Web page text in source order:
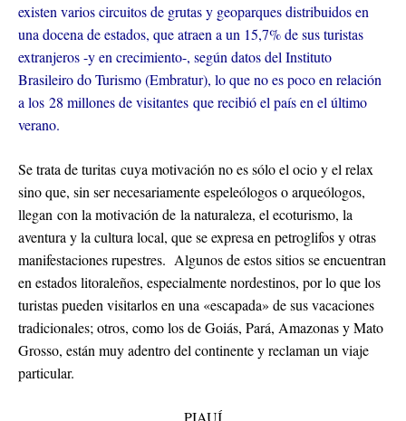
existen varios circuitos de grutas y geoparques distribuidos en
una docena de estados, que atraen a un 15,7% de sus turistas
extranjeros -y en crecimiento-, según datos del Instituto
Brasileiro do Turismo (Embratur), lo que no es poco en relación
a los 28 millones de visitantes que recibió el país en el último
verano.
Se trata de turitas cuya motivación no es sólo el ocio y el relax
sino que, sin ser necesariamente espeleólogos o arqueólogos,
llegan con la motivación de la naturaleza, el ecoturismo, la
aventura y la cultura local, que se expresa en petroglifos y otras
manifestaciones rupestres. Algunos de estos sitios se encuentran
en estados litoraleños, especialmente nordestinos, por lo que los
turistas pueden visitarlos en una «escapada» de sus vacaciones
tradicionales; otros, como los de Goiás, Pará, Amazonas y Mato
Grosso, están muy adentro del continente y reclaman un viaje
particular.
PIAUÍ